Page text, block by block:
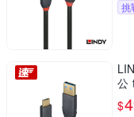
挑
公
$